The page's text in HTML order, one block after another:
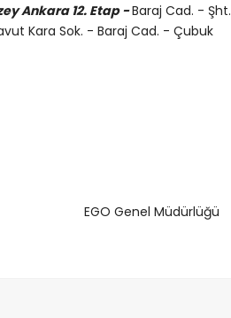
Ankara 12. Etap -Baraj Cad. - Şht.
Kara Sok. - Baraj Cad. - Çubuk
EGO Genel Müdürlüğü